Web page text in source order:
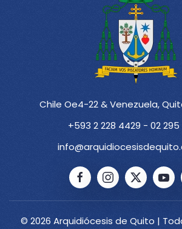
Chile Oe4-22 & Venezuela,
+593 2 228 4429 - 02 295
© 2026 Arquidiócesis de Quito |